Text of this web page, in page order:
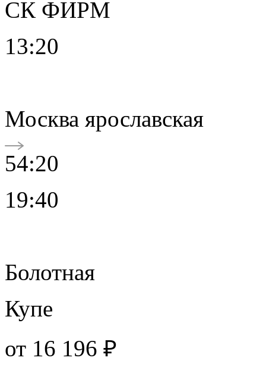
СК ФИРМ
13:20
Москва ярославская
54:20
19:40
Болотная
Купе
от 16 196 ₽